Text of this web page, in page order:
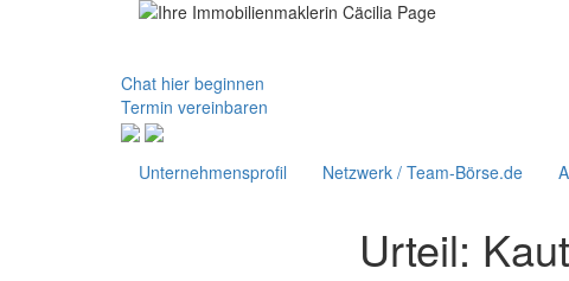
Chat hier beginnen
Termin vereinbaren
Unternehmensprofil Netzwerk / Team-Börse.de
Urteil: